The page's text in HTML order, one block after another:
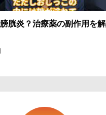
胱炎？治療薬の副作用を